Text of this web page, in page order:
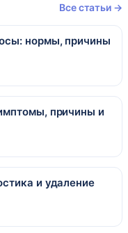
Все статьи →
нормы, причины
причины и
и удаление